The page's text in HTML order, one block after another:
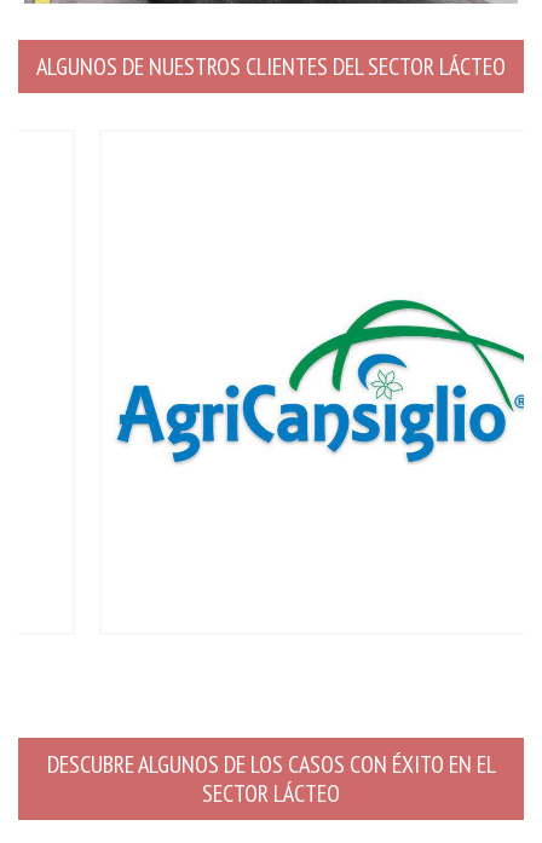
ALGUNOS DE NUESTROS CLIENTES DEL SECTOR LÁCTEO
DESCUBRE ALGUNOS DE LOS CASOS CON ÉXITO EN EL
SECTOR LÁCTEO